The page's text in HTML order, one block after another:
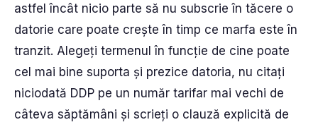
astfel încât nicio parte să nu subscrie în tăcere o
datorie care poate crește în timp ce marfa este în
tranzit. Alegeți termenul în funcție de cine poate
cel mai bine suporta și prezice datoria, nu citați
niciodată DDP pe un număr tarifar mai vechi de
câteva săptămâni și scrieți o clauză explicită de